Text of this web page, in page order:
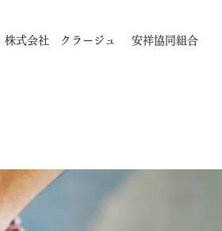
株式会社 クラージュ 安祥協同組合